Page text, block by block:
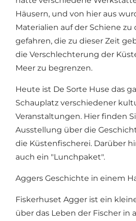
Häusern, und von hier aus
Materialien auf der Schiene zu
gefahren, die zu dieser Zeit
die Verschlechterung der
Meer zu begrenzen.
Heute ist De Sorte Huse das
Schauplatz verschiedener
Veranstaltungen. Hier finden
Ausstellung über die
die Küstenfischerei. Darüber
auch ein "Lunchpaket".
Aggers Geschichte in einem
Fiskerhuset Agger ist ein
über das Leben der Fischer in